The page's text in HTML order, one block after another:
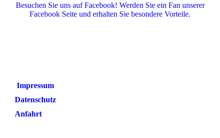
Besuchen Sie uns auf Facebook! Werden Sie ein Fan unserer
Facebook Seite und erhalten Sie besondere Vorteile.
Impressum
Datenschutz
Anfahrt